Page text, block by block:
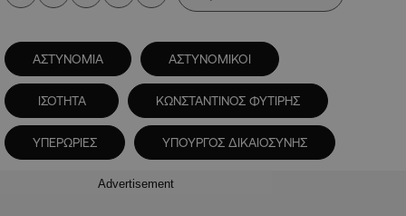
ΑΣΤΥΝΟΜΙΑ ΑΣΤΥΝΟΜΙΚΟΙ
ΙΣΟΤΗΤΑ ΚΩΝΣΤΑΝΤΙΝΟΣ ΦΥΤΙΡΗΣ
ΥΠΕΡΩΡΙΕΣ ΥΠΟΥΡΓΟΣ ΔΙΚΑΙΟΣΥΝΗΣ
Advertisement